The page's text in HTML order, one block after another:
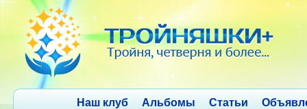
Наш клуб Альбомы Статьи